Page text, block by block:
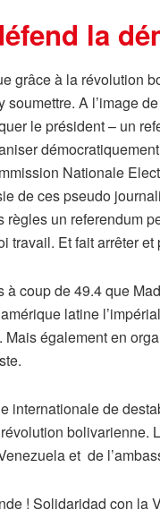
la
grâce à la révolution
soumettre. A l’image
le président – un
Nationale
de ces pseudo
règles un referendum
travail. Et fait arrêter
à coup de 49.4 que
latine
Mais également en
internationale de
bolivarienne.
et de
! Solidaridad con la